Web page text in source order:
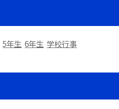
5年生 6年生 学校行事